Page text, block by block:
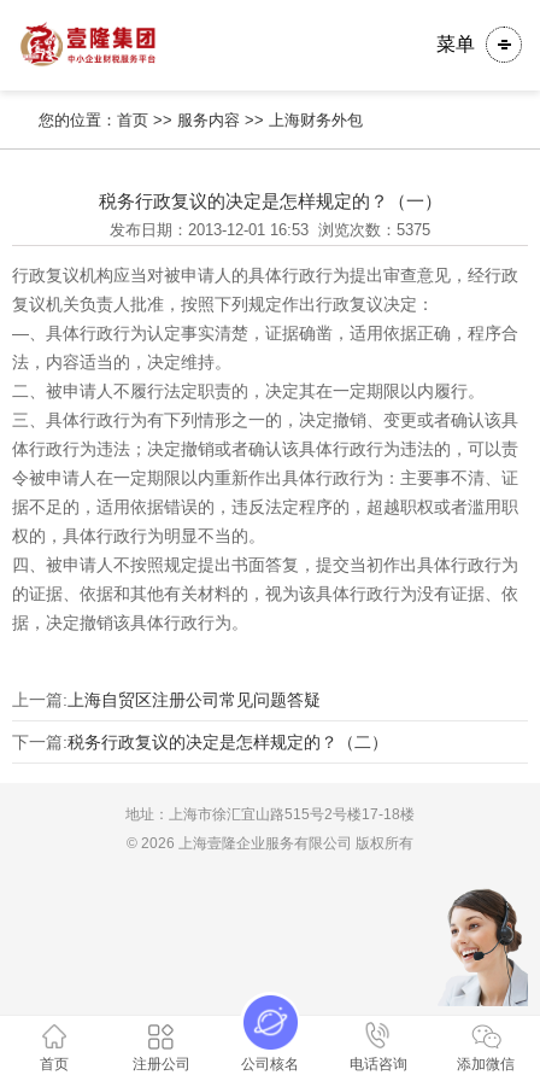
菜单
您的位置：首页 >> 服务内容 >>上海财务外包
税务行政复议的决定是怎样规定的？（一）
发布日期：2013-12-01 16:53 浏览次数：5375
行政复议机构应当对被申请人的具体行政行为提出审查意见，经行政
复议机关负责人批准，按照下列规定作出行政复议决定：
—、具体行政行为认定事实清楚，证据确凿，适用依据正确，程序合
法，内容适当的，决定维持。
二、被申请人不履行法定职责的，决定其在一定期限以内履行。
三、具体行政行为有下列情形之一的，决定撤销、变更或者确认该具
体行政行为违法；决定撤销或者确认该具体行政行为违法的，可以责
令被申请人在一定期限以内重新作出具体行政行为：主要事不清、证
据不足的，适用依据错误的，违反法定程序的，超越职权或者滥用职
权的，具体行政行为明显不当的。
四、被申请人不按照规定提出书面答复，提交当初作出具体行政行为
的证据、依据和其他有关材料的，视为该具体行政行为没有证据、依
据，决定撤销该具体行政行为。
上一篇: 上海自贸区注册公司常见问题答疑
下一篇:税务行政复议的决定是怎样规定的？（二）
地址：上海市徐汇宜山路515号2号楼17-18楼
© 2026 上海壹隆企业服务有限公司 版权所有
首页 注册公司 公司核名 电话咨询 添加微信